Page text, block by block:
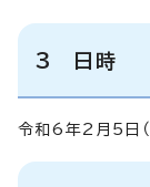
3 日時
令和6年2月5日